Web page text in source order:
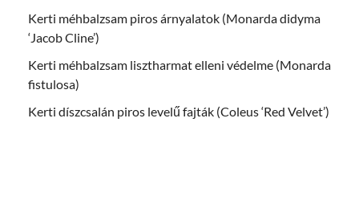
Kerti méhbalzsam piros árnyalatok (Monarda didyma
‘Jacob Cline’)
Kerti méhbalzsam lisztharmat elleni védelme (Monarda
fistulosa)
Kerti díszcsalán piros levelű fajták (Coleus ‘Red Velvet’)